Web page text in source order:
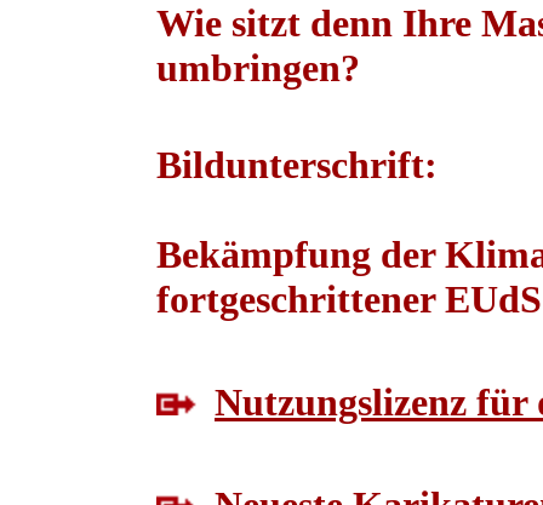
Wie sitzt denn Ihre
umbringen?
Bildunterschrift:
Bekämpfung der
fortgeschrittener
Nutzungslizenz